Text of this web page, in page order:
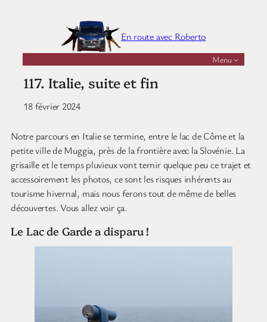
En route avec Roberto
Menu
117. Italie, suite et fin
18 février 2024
Notre parcours en Italie se termine, entre le lac de Côme et la
petite ville de Muggia, près de la frontière avec la Slovénie. La
grisaille et le temps pluvieux vont ternir quelque peu ce trajet et
accessoirement les photos, ce sont les risques inhérents au
tourisme hivernal, mais nous ferons tout de même de belles
découvertes. Vous allez voir ça.
Le Lac de Garde a disparu !